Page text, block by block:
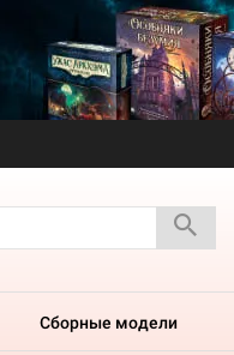
Сборные модели